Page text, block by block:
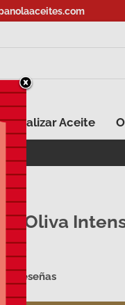
Aceite
Oliva
5L
29 reseñas